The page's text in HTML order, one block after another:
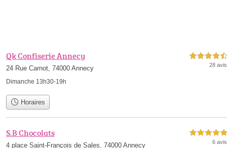
Qk Confiserie Annecy
24 Rue Carnot, 74000 Annecy
Dimanche 13h30-19h
4,5 étoiles sur 5
28 avis
Horaires
S.B Chocolats
4 place Saint-François de Sales, 74000 Annecy
5,0 étoiles sur 5
6 avis